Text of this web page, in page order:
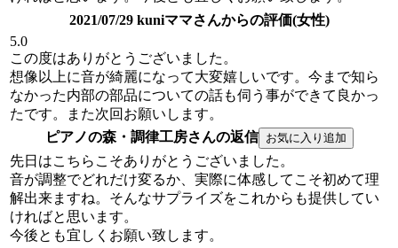
2021/07/29 kuniママさんからの評価(女性)
5.0
この度はありがとうございました。
想像以上に音が綺麗になって大変嬉しいです。今まで知ら
なかった内部の部品についての話も伺う事ができて良かっ
たです。また次回お願いします。
ピアノの森・調律工房さんの返信
先日はこちらこそありがとうございました。
音が調整でどれだけ変るか、実際に体感してこそ初めて理
解出来ますね。そんなサプライズをこれからも提供してい
ければと思います。
今後とも宜しくお願い致します。